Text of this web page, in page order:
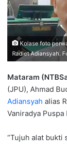
Kolase foto
Radiet Adiansyah.
Mataram
(JPU), Ahmad
Adiansyah alias
Vaniradya Puspa
“Tujuh alat bukti